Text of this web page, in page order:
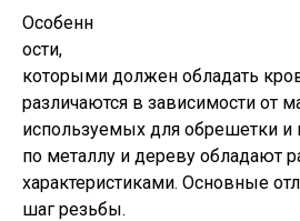
Особенн
ости,
которыми должен обладать
различаются в зависимости от
используемых для обрешетки
по металлу и дереву обладают
характеристиками. Основные
шаг резьбы.